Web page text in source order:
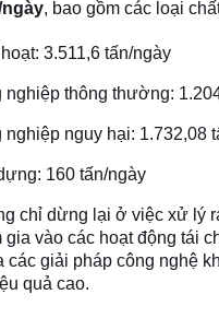
ngày, bao gồm các loại
3.511,6 tấn/ngày
nghiệp thông thường:
nghiệp nguy hại: 1.732,08
160 tấn/ngày
chỉ dừng lại ở việc xử lý
vào các hoạt động tái
các giải pháp công nghệ
quả cao.